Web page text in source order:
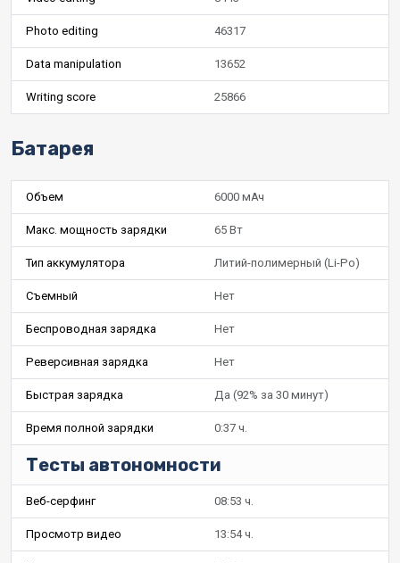
Photo editing 46317
Data manipulation 13652
Writing score 25866
Батарея
Объем 6000 мАч
Макс. мощность зарядки 65 Вт
Тип аккумулятора Литий-полимерный (Li-Po)
Съемный Нет
Беспроводная зарядка Нет
Реверсивная зарядка Нет
Быстрая зарядка Да (92% за 30 минут)
Время полной зарядки 0:37 ч.
Тесты автономности
Веб-серфинг 08:53 ч.
Просмотр видео 13:54 ч.